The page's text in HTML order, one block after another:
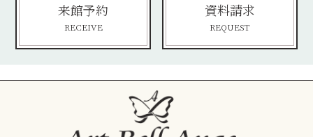
来館予約
RECEIVE
資料請求
REQUEST